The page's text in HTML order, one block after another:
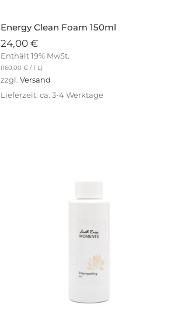
Energy Clean Foam 150ml
24,00 €
Enthält 19% MwSt.
(160,00 € / 1 L)
zzgl. Versand
Lieferzeit: ca. 3-4 Werktage